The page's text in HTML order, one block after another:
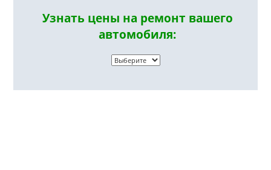
Узнать цены на ремонт вашего
автомобиля: